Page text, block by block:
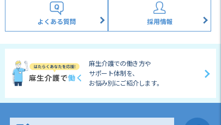
よくある質問 採用情報
麻生介護での働き方や
サポート体制を、
お悩み別にご紹介します。